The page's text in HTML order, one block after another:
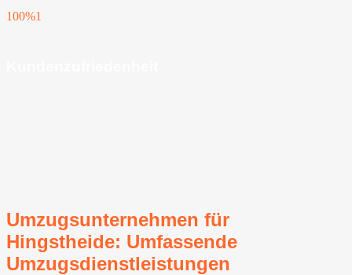
100%1
Umzugsunternehmen für
Hingstheide: Umfassende
Umzugsdienstleistungen